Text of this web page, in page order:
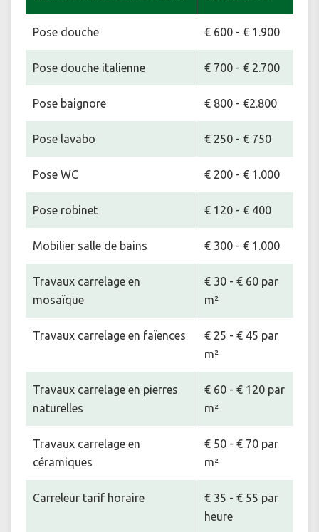
Pose douche € 600 - € 1.900
Pose douche italienne € 700 - € 2.700
Pose baignore € 800 - €2.800
Pose lavabo € 250 - € 750
Pose WC € 200 - € 1.000
Pose robinet € 120 - € 400
Mobilier salle de bains € 300 - € 1.000
Travaux carrelage en
mosaïque
€ 30 - € 60 par
m²
Travaux carrelage en faïences
€ 25 - € 45 par
m²
Travaux carrelage en pierres
naturelles
€ 60 - € 120 par
m²
Travaux carrelage en
céramiques
€ 50 - € 70 par
m²
Carreleur tarif horaire
€ 35 - € 55 par
heure